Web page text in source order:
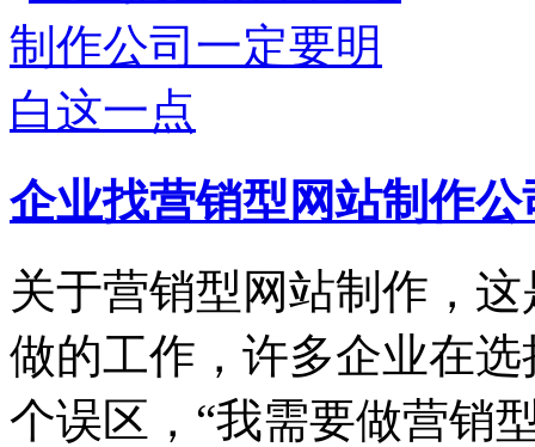
企业找营销型网站制作
关于营销型网站制作，
做的工作，许多企业在
个误区，“我需要做营销